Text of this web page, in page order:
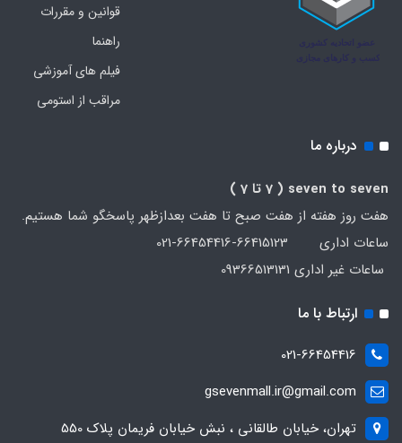
قوانین و مقررات
راهنما
فیلم های آموزشی
مراقب از استومی
درباره ما
seven to seven ( 7 تا 7 )
هفت روز هفته از هفت صبح تا هفت بعدازظهر پاسخگو شما هستیم.
ساعات اداری 66415123-66454416-021
ساعات غیر اداری 09366513131
ارتباط با ما
021-66454416
gsevenmall.ir@gmail.com
تهران، خیابان طالقانی ، نبش خیابان فریمان پلاک 550